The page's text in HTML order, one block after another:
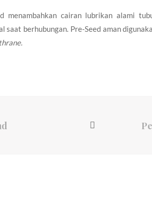
menambahkan cairan lubrikan alami
saat berhubungan. Pre-Seed aman